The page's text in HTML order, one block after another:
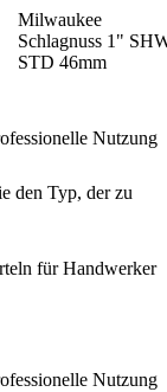
Milwaukee
Schlagnuss 1"
STD 46mm
Nutzung
den Typ, der zu
für Handwerker
Nutzung